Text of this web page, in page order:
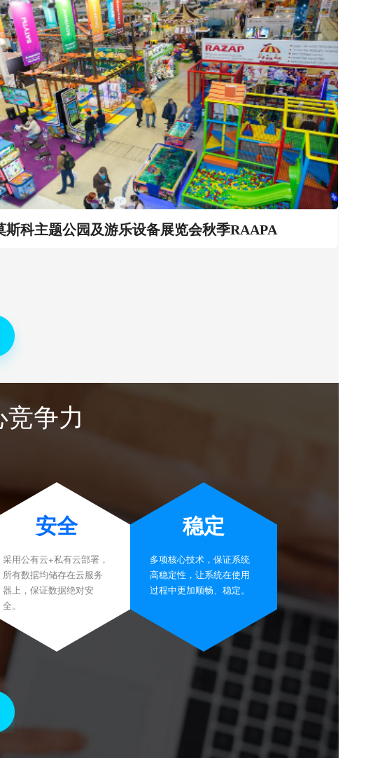
斯科主题公园及游乐设备展览会秋季RAAPA
竞争力
安全
采用公有云+私有云部署，
所有数据均储存在云服务
器上，保证数据绝对安
全。
稳定
多项核心技术，保证系统
高稳定性，让系统在使用
过程中更加顺畅、稳定。